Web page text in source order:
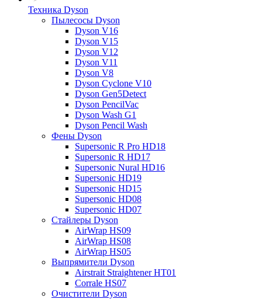
Техника Dyson
Пылесосы Dyson
Dyson V16
Dyson V15
Dyson V12
Dyson V11
Dyson V8
Dyson Cyclone V10
Dyson Gen5Detect
Dyson PencilVac
Dyson Wash G1
Dyson Pencil Wash
Фены Dyson
Supersonic R Pro HD18
Supersonic R HD17
Supersonic Nural HD16
Supersonic HD19
Supersonic HD15
Supersonic HD08
Supersonic HD07
Стайлеры Dyson
AirWrap HS09
AirWrap HS08
AirWrap HS05
Выпрямители Dyson
Airstrait Straightener HT01
Corrale HS07
Очистители Dyson